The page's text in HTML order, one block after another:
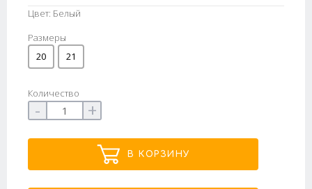
Цвет: Белый
Размеры
20
21
Количество
- +
В КОРЗИНУ